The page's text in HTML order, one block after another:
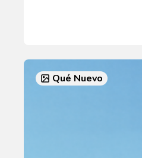
Qué Nuevo